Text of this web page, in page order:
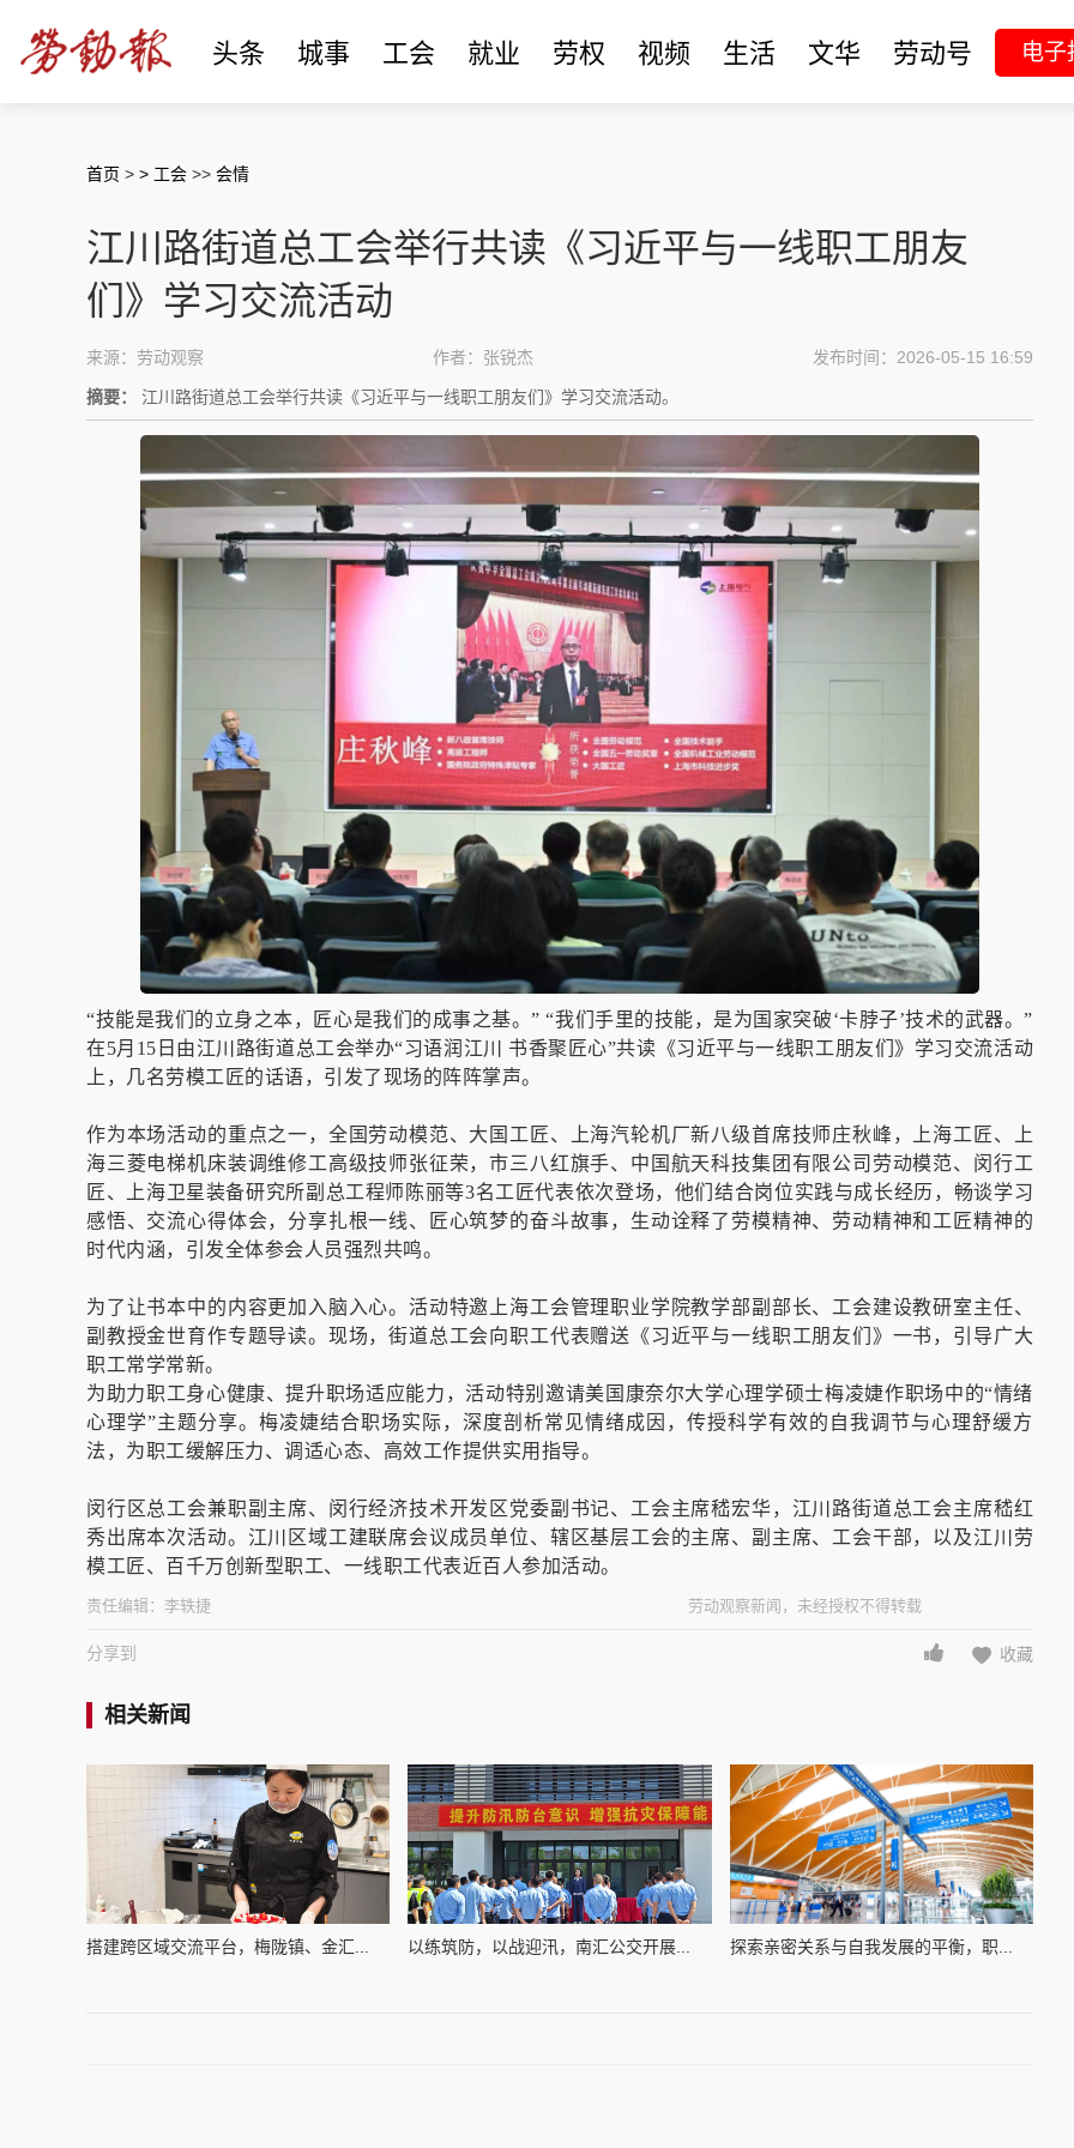
头条 城事 工会 就业 劳权 视频 生活 文华 劳动号 电子
首页 > > 工会 >> 会情
江川路街道总工会举行共读《习近平与一线职工朋友
们》学习交流活动
来源：劳动观察 作者：张锐杰 发布时间：2026-05-15 16:59
摘要： 江川路街道总工会举行共读《习近平与一线职工朋友们》学习交流活动。
“技能是我们的立身之本，匠心是我们的成事之基。” “我们手里的技能，是为国家突破‘卡脖子’技术的武器。”
在5月15日由江川路街道总工会举办“习语润江川 书香聚匠心”共读《习近平与一线职工朋友们》学习交流活动
上，几名劳模工匠的话语，引发了现场的阵阵掌声。
作为本场活动的重点之一，全国劳动模范、大国工匠、上海汽轮机厂新八级首席技师庄秋峰，上海工匠、上
海三菱电梯机床装调维修工高级技师张征荣，市三八红旗手、中国航天科技集团有限公司劳动模范、闵行工
匠、上海卫星装备研究所副总工程师陈丽等3名工匠代表依次登场，他们结合岗位实践与成长经历，畅谈学习
感悟、交流心得体会，分享扎根一线、匠心筑梦的奋斗故事，生动诠释了劳模精神、劳动精神和工匠精神的
时代内涵，引发全体参会人员强烈共鸣。
为了让书本中的内容更加入脑入心。活动特邀上海工会管理职业学院教学部副部长、工会建设教研室主任、
副教授金世育作专题导读。现场，街道总工会向职工代表赠送《习近平与一线职工朋友们》一书，引导广大
职工常学常新。
为助力职工身心健康、提升职场适应能力，活动特别邀请美国康奈尔大学心理学硕士梅凌婕作职场中的“情绪
心理学”主题分享。梅凌婕结合职场实际，深度剖析常见情绪成因，传授科学有效的自我调节与心理舒缓方
法，为职工缓解压力、调适心态、高效工作提供实用指导。
闵行区总工会兼职副主席、闵行经济技术开发区党委副书记、工会主席嵇宏华，江川路街道总工会主席嵇红
秀出席本次活动。江川区域工建联席会议成员单位、辖区基层工会的主席、副主席、工会干部，以及江川劳
模工匠、百千万创新型职工、一线职工代表近百人参加活动。
责任编辑： 李轶捷 劳动观察新闻，未经授权不得转载
分享到 收藏
相关新闻
搭建跨区域交流平台，梅陇镇、金汇... 以练筑防，以战迎汛，南汇公交开展... 探索亲密关系与自我发展的平衡，职...